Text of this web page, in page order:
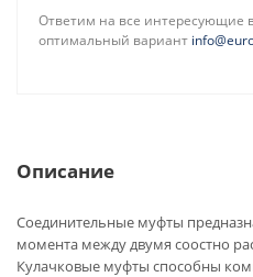
Ответим на все интересующие
оптимальный вариант
Описание
Соединительные муфты
момента между двумя соостно
Кулачковые муфты способны